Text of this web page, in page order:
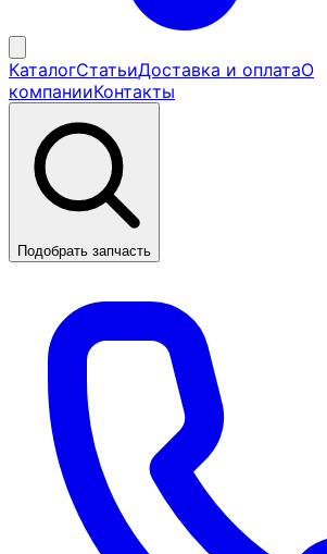
КаталогСтатьиДоставка и оплатаО
компанииКонтакты
Подобрать запчасть